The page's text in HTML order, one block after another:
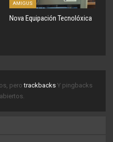
AMIGUS
Nova Equipación Tecnolóxica
perotrackbacks Y pingbacks